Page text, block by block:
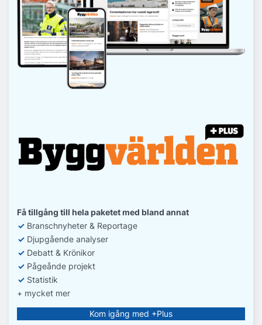
Få tillgång till hela paketet med bland annat
✓ Branschnyheter & Reportage
✓ Djupgående analyser
✓ Debatt & Krönikor
✓ Pågeånde projekt
✓ Statistik
+ mycket mer
Kom igång med +Plus